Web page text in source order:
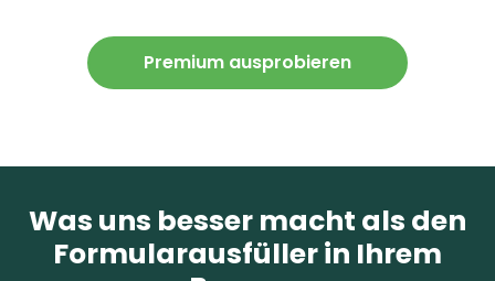
Premium ausprobieren
Was uns besser macht als den
Formularausfüller in Ihrem